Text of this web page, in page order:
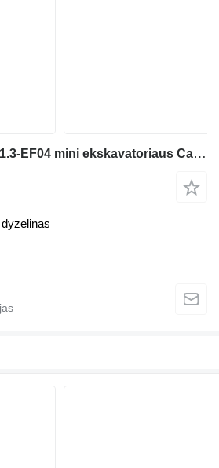
Variklis Caterpillar C1.3-EF04 mini ekskavatoriaus Caterpillar 303E
dyzelinas